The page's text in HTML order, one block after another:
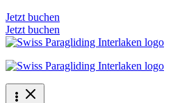
Jetzt buchen
Jetzt buchen